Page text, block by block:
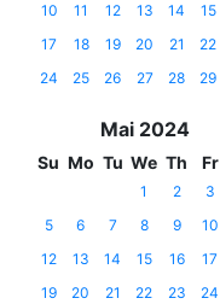
10
11 12 13 14 15
17
18 19 20 21 22
24
25 26 27 28 29
Mai 2024
Su Mo Tu We Th Fr
1 2 3
5
6 7 8 9 10
12
13 14 15 16 17
19
20 21 22 23 24